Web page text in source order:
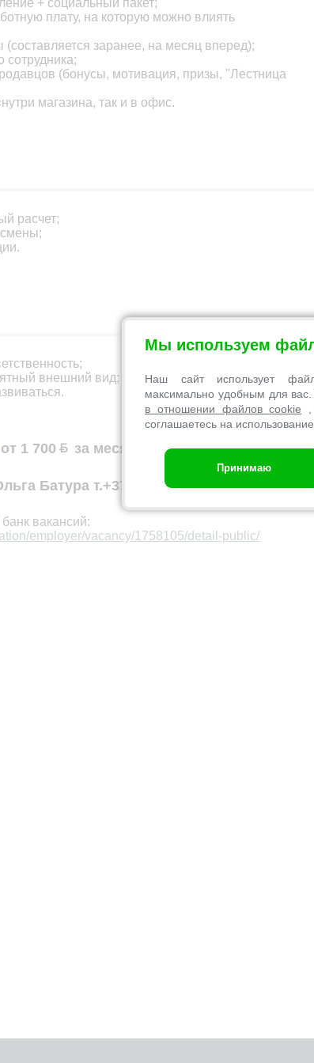
+ социальный пакет;
плату, на которую можно влиять
(составляется заранее, на месяц вперед);
сотрудника;
(бонусы, мотивация, призы, "Лестница
магазина, так и в офис.
расчет;
внешний вид;
от 1 700 за месяц, до вычета налогов
Батура т.+375447560571
вакансий:
employer/vacancy/1758105/detail-public/
Мы используем
Наш сайт использует
максимально удобным для вас.
в отношении файлов cookie ,
соглашаетесь на
Принимаю